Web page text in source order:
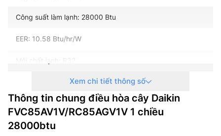
Công suất làm lạnh: 28000 Btu
EER: 10.58 Btu/hr/W
Môi chất lạnh: R32
Nguồn điện: 1 pha, 220-240 V, 50-60 Hz
Kích thước dàn lạnh(CxRxS): 1850 x 600 x 270 mm
Trọng lượng dàn lạnh: 42 kg
Xem chi tiết thông số
Thông tin chung điều hòa cây Daikin
FVC85AV1V/RC85AGV1V 1 chiều
28000btu